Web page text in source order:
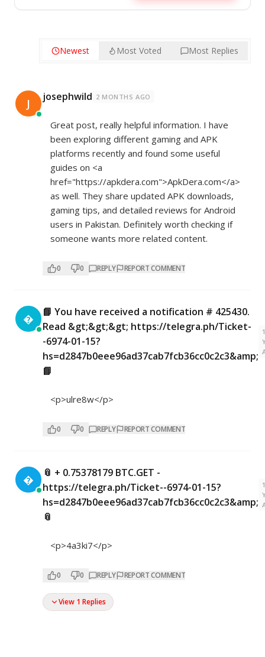
Newest Most Voted Most Replies
J josephwild 2 MONTHS AGO
Great post, really helpful information. I have
been exploring different gaming and APK
platforms recently and found some useful
guides on <a
href="https://apkdera.com">ApkDera.com</a>
as well. They share updated APK downloads,
gaming tips, and detailed reviews for Android
users in Pakistan. Definitely worth checking if
someone wants more related content.
0 0 REPLY REPORT COMMENT

📘 You have received a notification # 425430.
Read &gt;&gt;&gt; https://telegra.ph/Ticket-
-6974-01-15?
hs=d2847b0eee96ad37cab7fcb36cc0c2c3&amp;
📘
<p>ulre8w</p>
0 0 REPLY REPORT COMMENT

📎 + 0.75378179 BTC.GET -
https://telegra.ph/Ticket--6974-01-15?
hs=d2847b0eee96ad37cab7fcb36cc0c2c3&amp;
📎
<p>4a3ki7</p>
0 0 REPLY REPORT COMMENT
View 1 Replies